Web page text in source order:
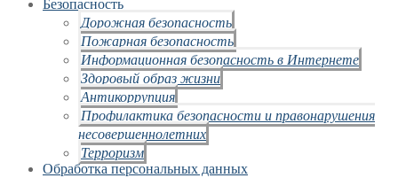
Безопасность
Дорожная безопасность
Пожарная безопасность
Информационная безопасность в Интернете
Здоровый образ жизни
Антикоррупция
Профилактика безопасности и правонарушения
несовершеннолетних
Терроризм
Обработка персональных данных